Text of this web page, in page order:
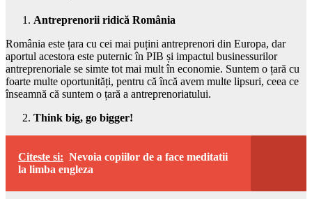
Antreprenorii ridică România
România este țara cu cei mai puțini antreprenori din Europa, dar
aportul acestora este puternic în PIB și impactul businessurilor
antreprenoriale se simte tot mai mult în economie. Suntem o țară cu
foarte multe oportunități, pentru că încă avem multe lipsuri, ceea ce
înseamnă că suntem o țară a antreprenoriatului.
Think big, go bigger!
Citeste si: Nevoia copiilor de a face meditatii
la limba engleza